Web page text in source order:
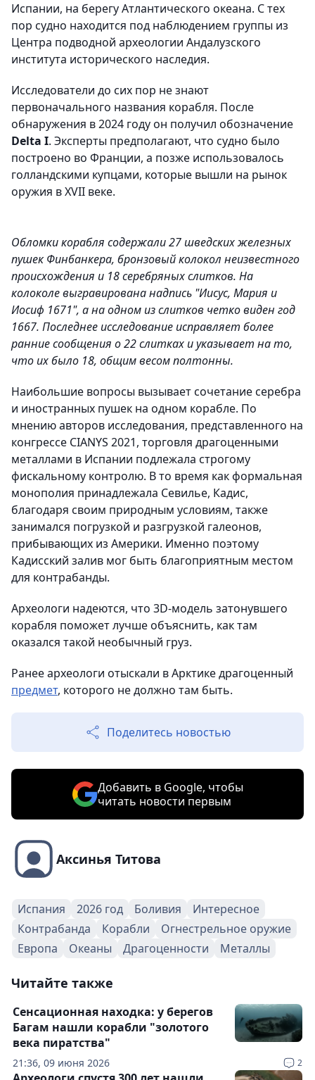
Испании, на берегу Атлантического океана. С тех
пор судно находится под наблюдением группы из
Центра подводной археологии Андалузского
института исторического наследия.
Исследователи до сих пор не знают
первоначального названия корабля. После
обнаружения в 2024 году он получил обозначение
Delta I. Эксперты предполагают, что судно было
построено во Франции, а позже использовалось
голландскими купцами, которые вышли на рынок
оружия в XVII веке.
Обломки корабля содержали 27 шведских железных
пушек Финбанкера, бронзовый колокол неизвестного
происхождения и 18 серебряных слитков. На
колоколе выгравирована надпись "Иисус, Мария и
Иосиф 1671", а на одном из слитков четко виден год
1667. Последнее исследование исправляет более
ранние сообщения о 22 слитках и указывает на то,
что их было 18, общим весом полтонны.
Наибольшие вопросы вызывает сочетание серебра
и иностранных пушек на одном корабле. По
мнению авторов исследования, представленного на
конгрессе CIANYS 2021, торговля драгоценными
металлами в Испании подлежала строгому
фискальному контролю. В то время как формальная
монополия принадлежала Севилье, Кадис,
благодаря своим природным условиям, также
занимался погрузкой и разгрузкой галеонов,
прибывающих из Америки. Именно поэтому
Кадисский залив мог быть благоприятным местом
для контрабанды.
Археологи надеются, что 3D-модель затонувшего
корабля поможет лучше объяснить, как там
оказался такой необычный груз.
Ранее археологи отыскали в Арктике драгоценный
предмет, которого не должно там быть.
Поделитесь новостью
Добавить в Google, чтобы
читать новости первым
Аксинья Титова
Испания 2026 год Боливия
Интересное
Контрабанда
Корабли
Огнестрельное оружие
Европа
Океаны Драгоценности Металлы
Читайте также
21:36, 09 июня 2026 2
Сенсационная находка: у берегов
Багам нашли корабли "золотого
века пиратства"